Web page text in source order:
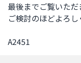
最後までご覧いただ
ご検討のほどよろし
A2451